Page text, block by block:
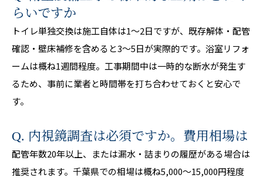
らいですか
トイレ単独交換は施工自体は1〜2日ですが、既存解体・配管
確認・壁床補修を含めると3〜5日が実際的です。浴室リフォ
ームは概ね1週間程度。工事期間中は一時的な断水が発生す
るため、事前に業者と時間帯を打ち合わせておくと安心で
す。
Q. 内視鏡調査は必須ですか。費用相場は
配管年数20年以上、または漏水・詰まりの履歴がある場合は
推奨されます。千葉県での相場は概ね5,000〜15,000円程度